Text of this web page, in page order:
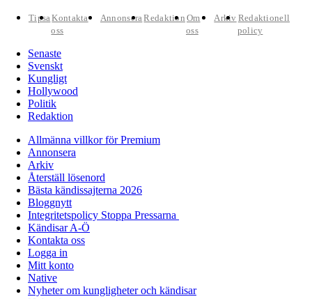
TipsaKontakta
oss
AnnonseraRedaktion Om
oss
Arkiv Redaktionell
policy
Senaste
Svenskt
Kungligt
Hollywood
Politik
Redaktion
Allmänna villkor för Premium
Annonsera
Arkiv
Återställ lösenord
Bästa kändissajterna 2026
Bloggnytt
Integritetspolicy Stoppa Pressarna
Kändisar A-Ö
Kontakta oss
Logga in
Mitt konto
Native
Nyheter om kungligheter och kändisar